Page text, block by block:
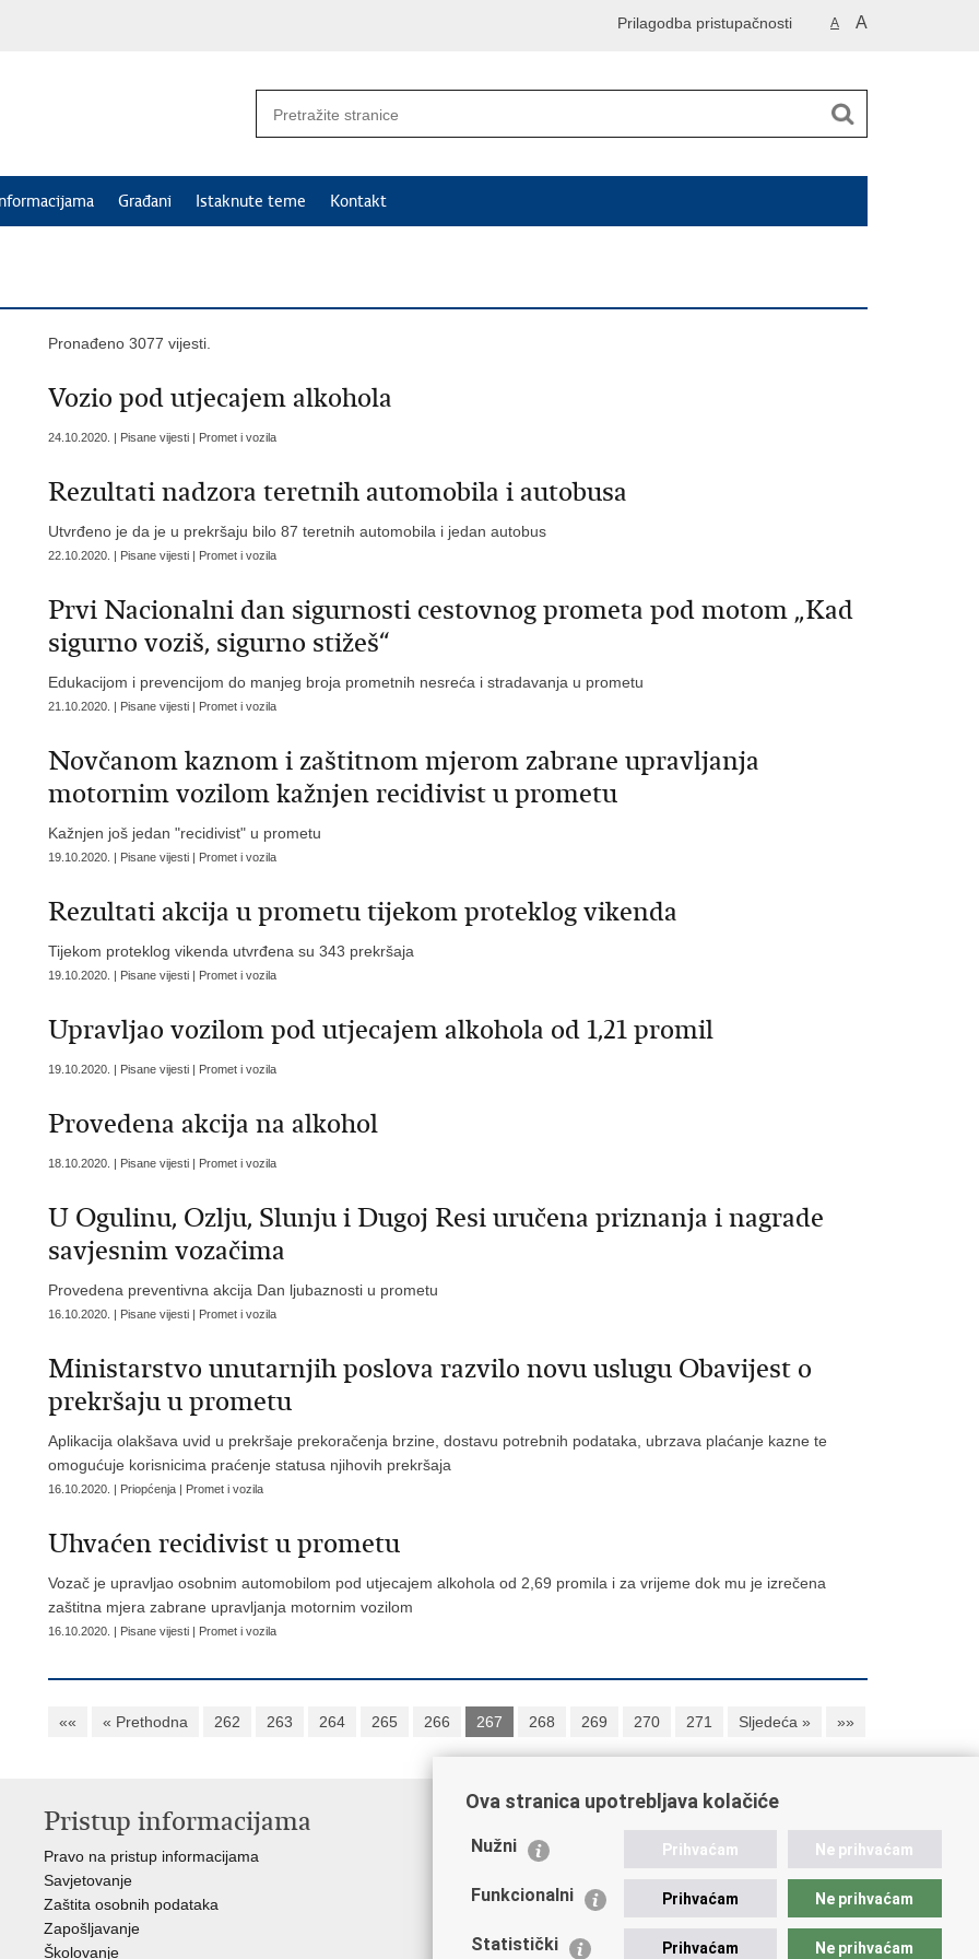
A A
Prilagodba pristupačnosti
Građani Istaknute teme Kontakt
Pronađeno 3077 vijesti.
Vozio pod utjecajem alkohola
24.10.2020. | Pisane vijesti | Promet i vozila
Rezultati nadzora teretnih automobila i autobusa
Utvrđeno je da je u prekršaju bilo 87 teretnih automobila i jedan autobus
22.10.2020. | Pisane vijesti | Promet i vozila
Prvi Nacionalni dan sigurnosti cestovnog prometa pod motom „Kad
sigurno voziš, sigurno stižeš“
Edukacijom i prevencijom do manjeg broja prometnih nesreća i stradavanja u prometu
21.10.2020. | Pisane vijesti | Promet i vozila
Novčanom kaznom i zaštitnom mjerom zabrane upravljanja
motornim vozilom kažnjen recidivist u prometu
Kažnjen još jedan "recidivist" u prometu
19.10.2020. | Pisane vijesti | Promet i vozila
Rezultati akcija u prometu tijekom proteklog vikenda
Tijekom proteklog vikenda utvrđena su 343 prekršaja
19.10.2020. | Pisane vijesti | Promet i vozila
Upravljao vozilom pod utjecajem alkohola od 1,21 promil
19.10.2020. | Pisane vijesti | Promet i vozila
Provedena akcija na alkohol
18.10.2020. | Pisane vijesti | Promet i vozila
U Ogulinu, Ozlju, Slunju i Dugoj Resi uručena priznanja i nagrade
savjesnim vozačima
Provedena preventivna akcija Dan ljubaznosti u prometu
16.10.2020. | Pisane vijesti | Promet i vozila
Ministarstvo unutarnjih poslova razvilo novu uslugu Obavijest o
prekršaju u prometu
Aplikacija olakšava uvid u prekršaje prekoračenja brzine, dostavu potrebnih podataka, ubrzava plaćanje kazne te
omogućuje korisnicima praćenje statusa njihovih prekršaja
16.10.2020. | Priopćenja | Promet i vozila
Uhvaćen recidivist u prometu
Vozač je upravljao osobnim automobilom pod utjecajem alkohola od 2,69 promila i za vrijeme dok mu je izrečena
zaštitna mjera zabrane upravljanja motornim vozilom
16.10.2020. | Pisane vijesti | Promet i vozila
«« « Prethodna 262 263 264 265 266 267 268 269 270 271 Sljedeća » »»
Pristup informacijama
Pravo na pristup informacijama
Savjetovanje
Zaštita osobnih podataka
Zapošljavanje
Školovanje
Važne poveznice
Ministarstvo unutarnjih poslova
Udruge
Policijska akademija
Ova stranica upotrebljava kolačiće
Nužni Prihvaćam Ne prihvaćam
Funkcionalni Prihvaćam Ne prihvaćam
Statistički Prihvaćam Ne prihvaćam